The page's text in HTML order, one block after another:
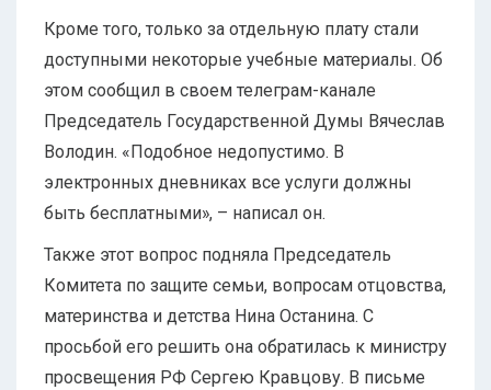
Кроме того, только за отдельную плату стали
доступными некоторые учебные материалы. Об
этом сообщил в своем телеграм-канале
Председатель Государственной Думы Вячеслав
Володин. «Подобное недопустимо. В
электронных дневниках все услуги должны
быть бесплатными», – написал он.
Также этот вопрос подняла Председатель
Комитета по защите семьи, вопросам отцовства,
материнства и детства Нина Останина. С
просьбой его решить она обратилась к министру
просвещения РФ Сергею Кравцову. В письме